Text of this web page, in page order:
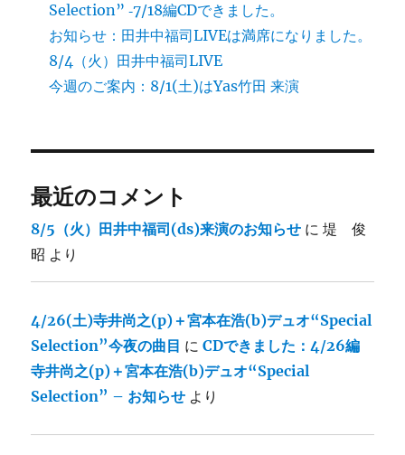
Selection” ‐7/18編CDできました。
お知らせ：田井中福司LIVEは満席になりました。
8/4（火）田井中福司LIVE
今週のご案内：8/1(土)はYas竹田 来演
最近のコメント
8/5（火）田井中福司(ds)来演のお知らせ に堤 俊
昭 より
4/26(土)寺井尚之(p)＋宮本在浩(b)デュオ“Special
Selection”今夜の曲目 にCDできました：4/26編
寺井尚之(p)＋宮本在浩(b)デュオ“Special
Selection” – お知らせ より